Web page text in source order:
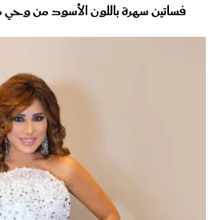
فساتين سهرة باللون الأسود من